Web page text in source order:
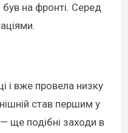
був на фронті. Серед
і вже провела низку
став першим у
ще подібні заходи в